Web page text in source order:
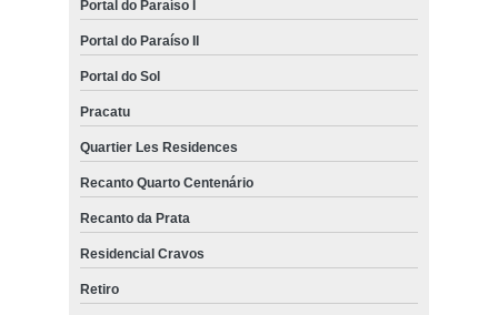
Portal do Paraíso I
Portal do Paraíso II
Portal do Sol
Pracatu
Quartier Les Residences
Recanto Quarto Centenário
Recanto da Prata
Residencial Cravos
Retiro